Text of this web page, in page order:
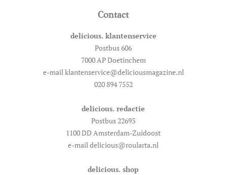
Contact
delicious. klantenservice
Postbus 606
7000 AP Doetinchem
e-mail klantenservice@deliciousmagazine.nl
020 894 7552
delicious. redactie
Postbus 22693
1100 DD Amsterdam-Zuidoost
e-mail delicious@roularta.nl
delicious. shop